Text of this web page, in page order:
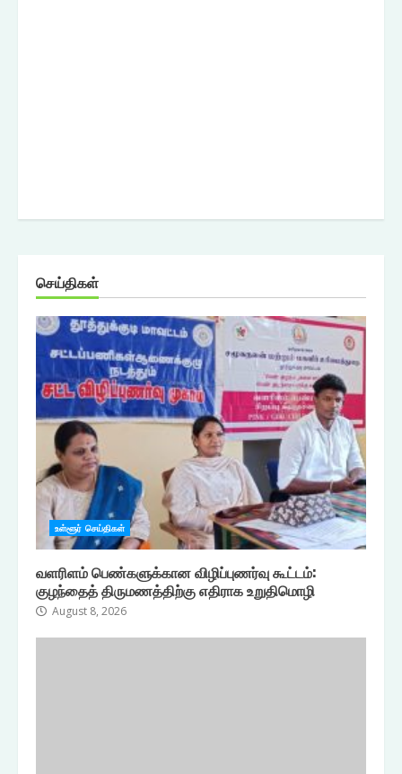
செய்திகள்
உள்ளூர் செய்திகள்
வளரிளம் பெண்களுக்கான விழிப்புணர்வு கூட்டம்:
குழந்தைத் திருமணத்திற்கு எதிராக உறுதிமொழி
August 8, 2026